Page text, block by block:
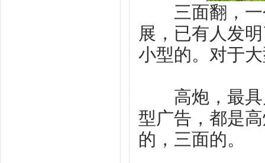
三面翻，一
展，已有人发
小型的。对于
高炮，最具
型广告，都是
的，三面的。